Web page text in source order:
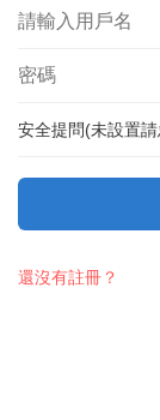
安全提問(未設置
還沒有註冊？